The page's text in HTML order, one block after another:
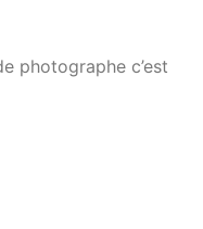
photographe c’est